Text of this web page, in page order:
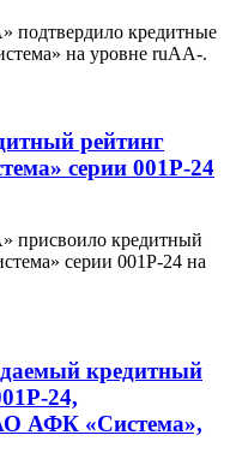
подтвердило кредитные
на уровне ruAA-.
рейтинг
серии 001Р-24
присвоило кредитный
серии 001Р-24 на
кредитный
24,
АФК «Система»,